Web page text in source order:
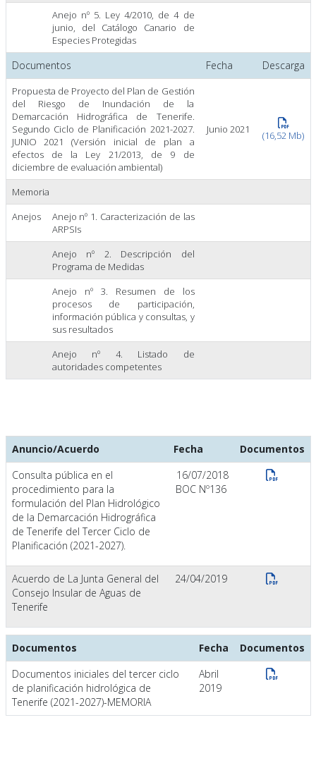
Anejo nº 5. Ley 4/2010, de 4 de
junio, del Catálogo Canario de
Especies Protegidas
Documentos Fecha Descarga
Propuesta de Proyecto del Plan de Gestión
del Riesgo de Inundación de la
Demarcación Hidrográfica de Tenerife.
Segundo Ciclo de Planificación 2021-2027.
JUNIO 2021 (Versión inicial de plan a
efectos de la Ley 21/2013, de 9 de
diciembre de evaluación ambiental)
Junio 2021 (16,52 Mb)
Memoria
Anejos
Anejo nº 1. Caracterización de las
ARPSIs
Anejo nº 2. Descripción del
Programa de Medidas
Anejo nº 3. Resumen de los
procesos de participación,
información pública y consultas, y
sus resultados
Anejo nº 4. Listado de
autoridades competentes
Anuncio/Acuerdo Fecha
Documentos
Consulta pública en el
procedimiento para la
formulación del Plan Hidrológico
de la Demarcación Hidrográfica
de Tenerife del Tercer Ciclo de
Planificación (2021-2027).
16/07/2018
BOC Nº136
Acuerdo de La Junta General del
Consejo Insular de Aguas de
Tenerife
24/04/2019
Documentos Fecha
Documentos
Documentos iniciales del tercer ciclo
de planificación hidrológica de
Tenerife (2021-2027)-MEMORIA
Abril
2019